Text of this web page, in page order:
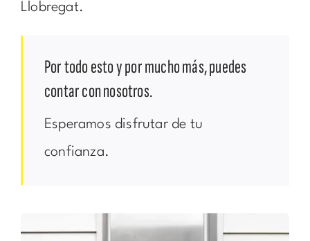
Llobregat.
Por todo esto y por mucho más, puedes
contar con nosotros.
Esperamos disfrutar de tu
confianza.